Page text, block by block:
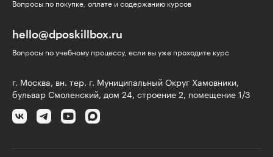
Вопросы по покупке, оплате и содержанию курсов
hello@dposkillbox.ru
Вопросы по учебному процессу, если вы уже проходите курс
г. Москва, вн. тер. г. Муниципальный Округ Хамовники,
бульвар Смоленский, дом 24, строение 2, помещение 1/3